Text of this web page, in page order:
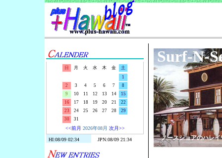
日 月 火 水 木 金
土
1
2
3 4 5 6 7
8
9
10 11 12 13 14
15
16
17 18 19 20 21
22
23
24 25 26 27 28
29
30
31
<<前月 2026年08月 次月>>
Surf-N-
ノースショアのハレ